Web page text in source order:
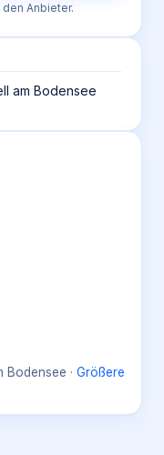
Anbieter.
am Bodensee
Bodensee · Größere